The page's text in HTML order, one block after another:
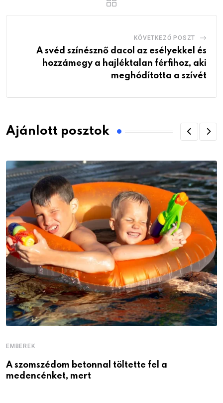
KÖVETKEZŐ POSZT
A svéd színésznő dacol az esélyekkel és
hozzámegy a hajléktalan férfihoz, aki
meghódította a szívét
Ajánlott posztok
EMBEREK
A szomszédom betonnal töltette fel a
medencénket, mert